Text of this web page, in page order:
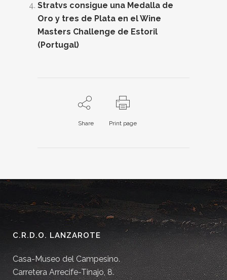
Stratvs consigue una Medalla de
Oro y tres de Plata en el Wine
Masters Challenge de Estoril
(Portugal)
Share Print page
C.R.D.O. LANZAROTE
Casa-Museo del Campesino.
Carretera Arrecife-Tinajo, 8.